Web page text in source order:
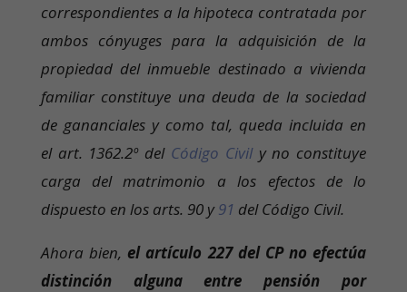
correspondientes a la hipoteca contratada por
ambos cónyuges para la adquisición de la
propiedad del inmueble destinado a vivienda
familiar constituye una deuda de la sociedad
de gananciales y como tal, queda incluida en
el art. 1362.2º del Código Civily no constituye
carga del matrimonio a los efectos de lo
dispuesto en los arts. 90 y91 del Código Civil.
Ahora bien, el artículo 227 del CP no efectúa
distinción alguna entre pensión por